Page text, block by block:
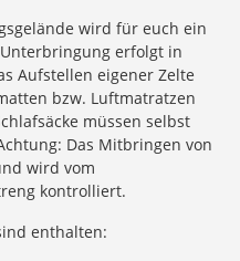
wird für euch ein
erfolgt in
Aufstellen eigener Zelte
bzw. Luftmatratzen
müssen selbst
Das Mitbringen von
wird vom
kontrolliert.
enthalten: